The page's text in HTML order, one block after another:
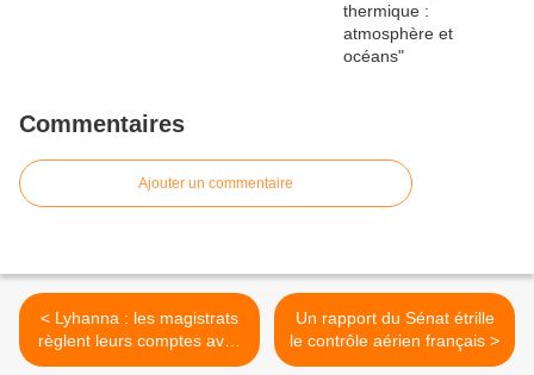
Commentaires
Ajouter un commentaire
< Lyhanna : les magistrats
règlent leurs comptes avec
le gouvernement !
Un rapport du Sénat étrille
le contrôle aérien français >